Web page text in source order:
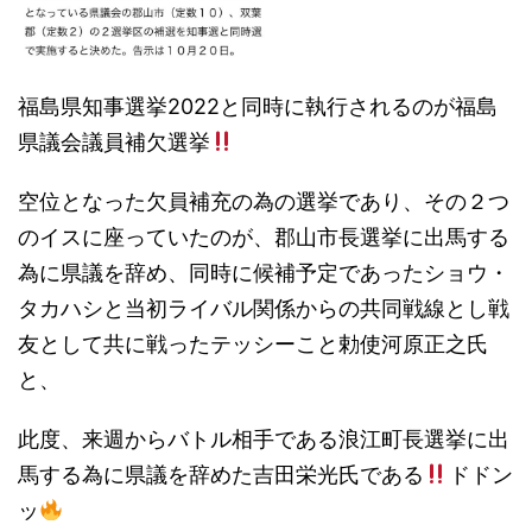
福島県知事選挙2022と同時に執行されるのが福島
県議会議員補欠選挙
空位となった欠員補充の為の選挙であり、その２つ
のイスに座っていたのが、郡山市長選挙に出馬する
為に県議を辞め、同時に候補予定であったショウ・
タカハシと当初ライバル関係からの共同戦線とし戦
友として共に戦ったテッシーこと勅使河原正之氏
と、
此度、来週からバトル相手である浪江町長選挙に出
馬する為に県議を辞めた吉田栄光氏である
ドドン
ッ